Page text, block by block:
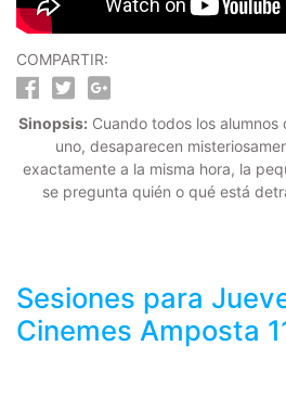
COMPARTIR:
Sinopsis: Cuando todos los alumnos
uno, desaparecen
exactamente a la misma hora, la
se pregunta quién o qué está
Sesiones para
Cinemes Amposta